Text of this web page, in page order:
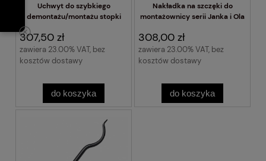
Uchwyt do szybkiego
demontażu/montażu stopki
307,50 zł
zawiera 23.00% VAT, bez
kosztów dostawy
do koszyka
Nakładka na szczęki do
montażownicy serii Janka i Ola
308,00 zł
zawiera 23.00% VAT, bez
kosztów dostawy
do koszyka